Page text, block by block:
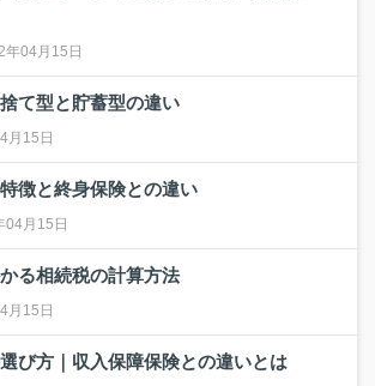
年04月15日
て型と貯蓄型の違い
月15日
徴と終身保険との違い
04月15日
る相続税の計算方法
月15日
び方｜収入保障保険との違いとは